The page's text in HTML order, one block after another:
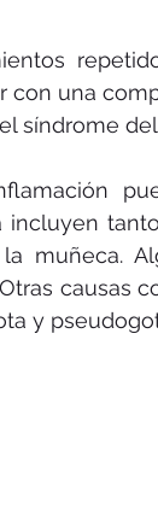
con una
síndrome
incluyen
muñeca.
causas
y